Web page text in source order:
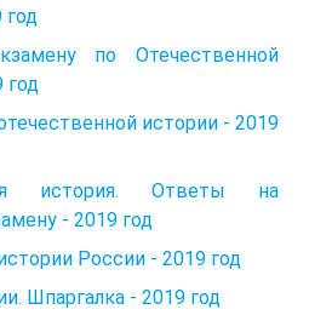
год
по Отечественной
год
истории - 2019
история. Ответы на
- 2019 год
России - 2019 год
Шпаргалка - 2019 год